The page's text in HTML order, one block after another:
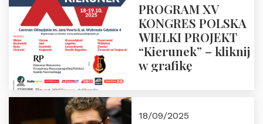
PROGRAM XV
KONGRES POLSKA
WIELKI PROJEKT
“Kierunek” – kliknij
w grafikę
18/09/2025